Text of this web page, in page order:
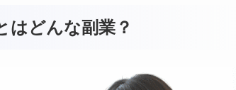
はどんな副業？